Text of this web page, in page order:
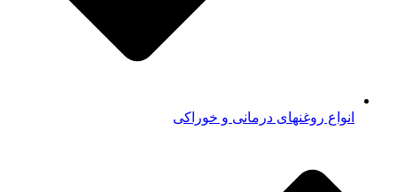
انواع روغنهای درمانی و خوراکی